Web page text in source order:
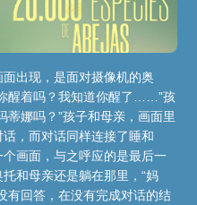
出现，是面对摄像机的奥
醒着吗？我知道你醒了……”孩
蒂娜吗？”孩子和母亲，画面里
，而对话同样连接了睡和
画面，与之呼应的是最后一
和母亲还是躺在那里，“妈
有回答，在没有完成对话的结